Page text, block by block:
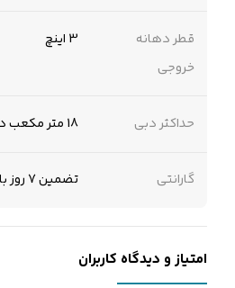
قطر دهانه
خروجی
3 اینچ
حداکثر دبی 18 متر مکعب در ساعت
گارانتی تضمین 7 روز بازگشت کالا
امتیاز و دیدگاه کاربران